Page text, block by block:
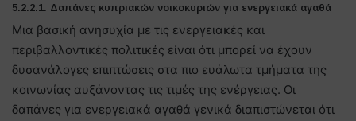
5.2.2.1. Δαπάνες κυπριακών νοικοκυριών για ενεργειακά αγαθά
Μια βασική ανησυχία με τις ενεργειακές και
περιβαλλοντικές πολιτικές είναι ότι μπορεί να έχουν
δυσανάλογες επιπτώσεις στα πιο ευάλωτα τμήματα της
κοινωνίας αυξάνοντας τις τιμές της ενέργειας. Οι
δαπάνες για ενεργειακά αγαθά γενικά διαπιστώνεται ότι